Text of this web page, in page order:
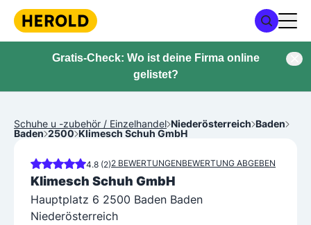
Gratis-Check: Wo ist deine Firma online
gelistet?
Schuhe u -zubehör / Einzelhandel Niederösterreich Baden
Baden 2500 Klimesch Schuh GmbH
4.8 (2)2 BEWERTUNGENBEWERTUNG ABGEBEN
Klimesch Schuh GmbH
Hauptplatz 6 2500 Baden Baden
Niederösterreich